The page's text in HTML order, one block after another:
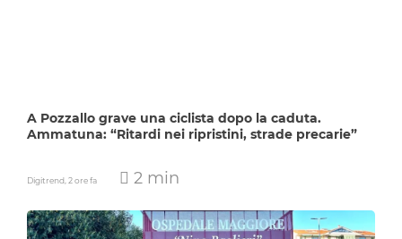
A Pozzallo grave una ciclista dopo la caduta.
Ammatuna: “Ritardi nei ripristini, strade precarie”
Digitrend,2 ore fa 2 min